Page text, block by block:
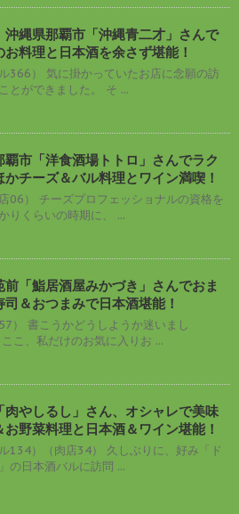
沖縄県那覇市「沖縄青二才」さんで
お料理と日本酒を余さず堪能！
ル366） 気に掛かっていたお店に念願の訪
とができました。 そ ...
覇市「洋食酒場トトロ」さんでラク
かチーズ＆バル料理とワイン満喫！
店06） チーズプロフェッショナルの資格を
りくらいの時期に、 ...
前「鮨居酒屋みかづき」さんでおま
司＆おつまみで日本酒堪能！
57） 書こうかどうしようか迷いまし
こ、私だけのお気に入りお ...
肉やしるし」さん、オシャレで美味
お野菜料理と日本酒＆ワイン堪能！
ル134）（肉店34） 久しぶりに、好み「ド
の日本酒バルに訪問 ...